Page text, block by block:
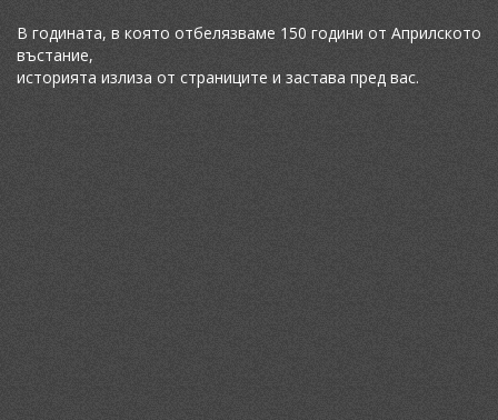
В годината, в която отбелязваме 150 години от Априлското
въстание,
историята излиза от страниците и застава пред вас.